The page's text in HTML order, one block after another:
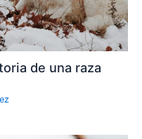
de una raza